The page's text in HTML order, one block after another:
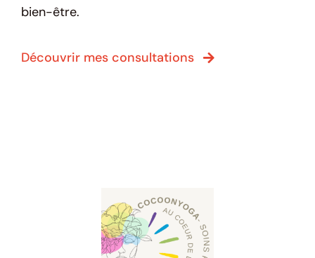
bien-être.
Découvrir mes consultations